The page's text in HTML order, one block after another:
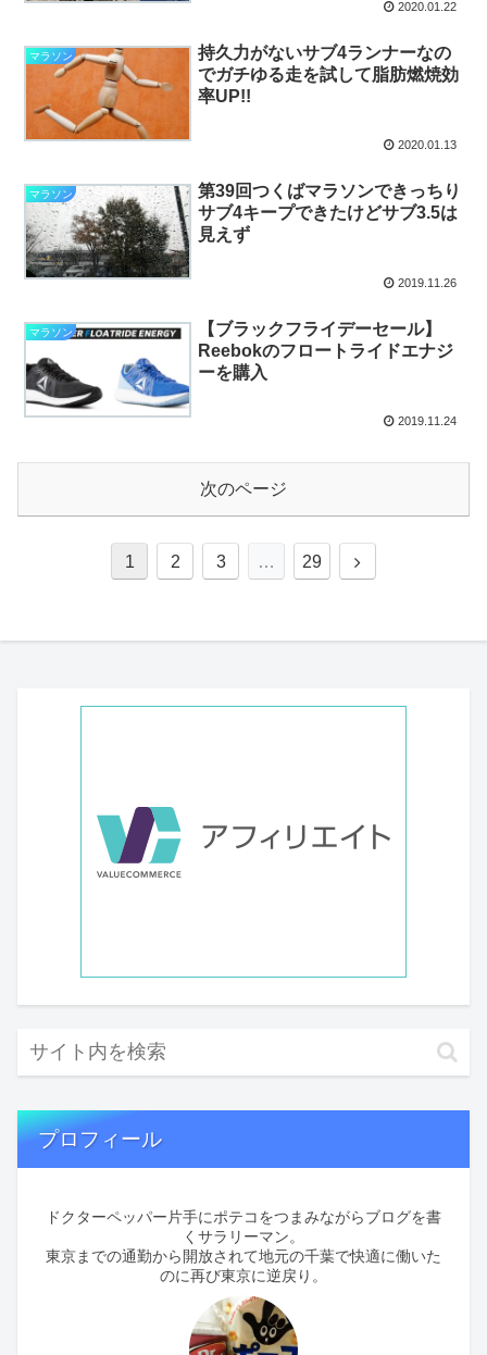
2020.01.22
マラソン
持久力がないサブ4ランナーなの
でガチゆる走を試して脂肪燃焼効
率UP!!
2020.01.13
マラソン
第39回つくばマラソンできっちり
サブ4キープできたけどサブ3.5は
見えず
2019.11.26
マラソン
【ブラックフライデーセール】
Reebokのフロートライドエナジ
ーを購入
2019.11.24
次のページ
1 2 3 … 29
次
プロフィール
ドクターペッパー片手にポテコをつまみながらブログを書
くサラリーマン。
東京までの通勤から開放されて地元の千葉で快適に働いた
のに再び東京に逆戻り。